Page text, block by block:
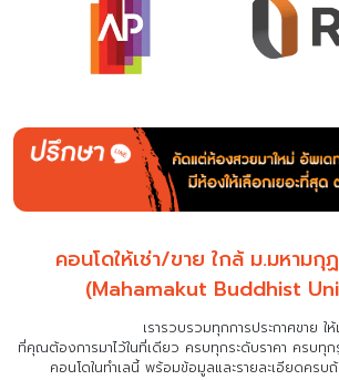
คอนโดให้เช่า/ขาย ใกล้ ม.มหามกุ
(Mahamakut Buddhist
เรารวบรวมทุกการประกาศขาย ให้
ที่คุณต้องการมาไว้ในที่เดียว ครบทุกระดับราคา ครบทุ
คอนโดในทำเลนี้ พร้อมข้อมูลและรายละเอียดครบ